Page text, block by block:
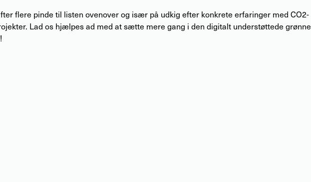
flere pinde til listen ovenover og især på udkig efter konkrete erfaringer med CO2-
Lad os hjælpes ad med at sætte mere gang i den digitalt understøttede grønne